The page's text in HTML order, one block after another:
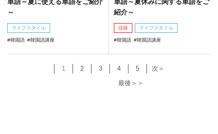
単語～夏に使える単語をご紹介
～
ライフスタイル
韓国語 韓国語講座
単語～夏休みに関する単語をご
紹介～
注目 ライフスタイル
韓国語 韓国語講座
1 2 3 4 5
次＞
最後＞＞